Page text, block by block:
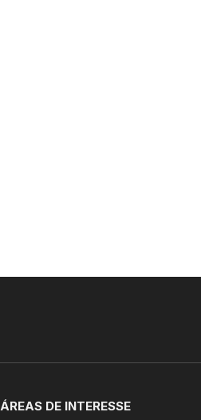
ÁREAS DE INTERESSE